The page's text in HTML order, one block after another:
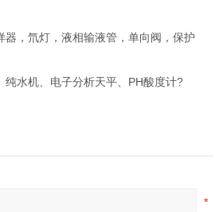
器，氘灯，液相输液管，单向阀，保护
纯水机、电子分析天平、PH酸度计?